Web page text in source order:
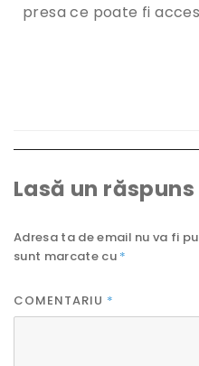
presa ce poate fi
Lasă un răspuns
Adresa ta de email nu va fi
sunt marcate cu *
COMENTARIU *